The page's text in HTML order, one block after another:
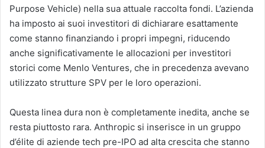
Purpose Vehicle) nella sua attuale raccolta fondi. L’azienda
ha imposto ai suoi investitori di dichiarare esattamente
come stanno finanziando i propri impegni, riducendo
anche significativamente le allocazioni per investitori
storici come Menlo Ventures, che in precedenza avevano
utilizzato strutture SPV per le loro operazioni.
Questa linea dura non è completamente inedita, anche se
resta piuttosto rara. Anthropic si inserisce in un gruppo
d’élite di aziende tech pre-IPO ad alta crescita che stanno